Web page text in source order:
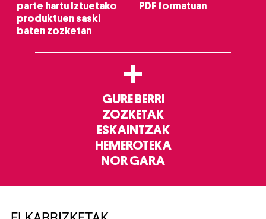
parte hartu Iztuetako
produktuen saski
baten zozketan
PDF formatuan
+
GURE BERRI
ZOZKETAK
ESKAINTZAK
HEMEROTEKA
NOR GARA